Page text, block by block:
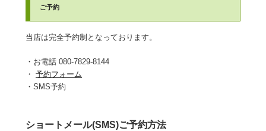
ご予約
当店は完全予約制となっております。
・お電話 080-7829-8144
・予約フォーム
・SMS予約
ショートメール(SMS)ご予約方法